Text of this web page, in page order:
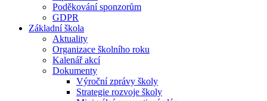
Poděkování sponzorům
GDPR
Základní škola
Aktuality
Organizace školního roku
Kalenář akcí
Dokumenty
Výroční zprávy školy
Strategie rozvoje školy